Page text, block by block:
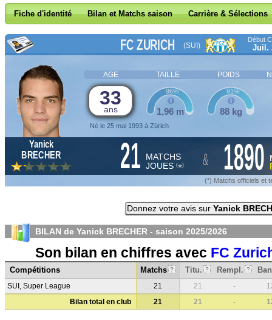
Fiche d'identité Bilan et Matchs saison Carrière & Sélections
FC ZURICH (SUI)
Début
Juil.
AGE TAILLE POIDS
33
ans
Né le 25 mai 1993 à Zürich
1,96 m
96%
88 kg
91%
Yanick
BRECHER
21 MATCHS
JOUES (*) & 1890
(*) Matchs officiels et
Donnez votre avis sur Yanick
BILAN de Yanick BRECHER - saison 2025/2026
Son bilan en chiffres avec FC
Compétitions Matchs ? Titu. ? Rempl. ?
SUI, Super League 21 21 -
Bilan total en club
21 21 -